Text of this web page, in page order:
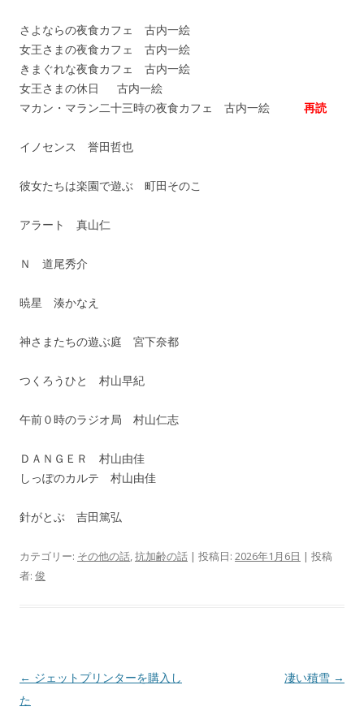
さよならの夜食カフェ 古内一絵
女王さまの夜食カフェ 古内一絵
きまぐれな夜食カフェ 古内一絵
女王さまの休日 古内一絵
マカン・マラン二十三時の夜食カフェ 古内一絵 再読
イノセンス 誉田哲也
彼女たちは楽園で遊ぶ 町田そのこ
アラート 真山仁
Ｎ 道尾秀介
暁星 湊かなえ
神さまたちの遊ぶ庭 宮下奈都
つくろうひと 村山早紀
午前０時のラジオ局 村山仁志
ＤＡＮＧＥＲ 村山由佳
しっぽのカルテ 村山由佳
針がとぶ 吉田篤弘
カテゴリー: その他の話,抗加齢の話 | 投稿日: 2026年1月6日 | 投稿
者: 俊
投
稿
← ジェットプリンターを購入し
た
凄い積雪 →